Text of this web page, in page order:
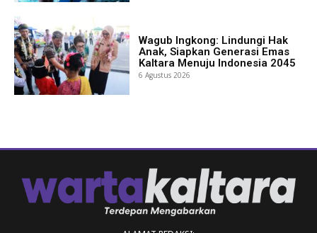
Wagub Ingkong: Lindungi Hak
Anak, Siapkan Generasi Emas
Kaltara Menuju Indonesia 2045
6 Agustus 2026